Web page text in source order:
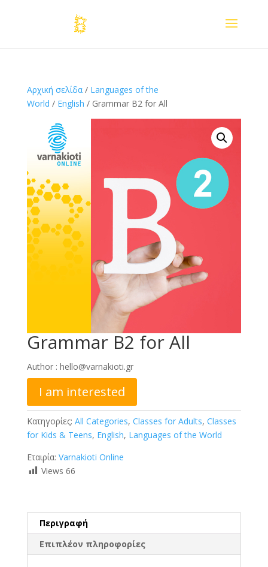
Αρχική σελίδα/ Languages of the
World / English / Grammar B2 for All
Grammar B2 for All
Author : hello@varnakioti.gr
I am interested
Κατηγορίες: All Categories, Classes for Adults, Classes
for Kids & Teens, English, Languages of the World
Εταιρία: Varnakioti Online
Views 66
Περιγραφή
Επιπλέον πληροφορίες